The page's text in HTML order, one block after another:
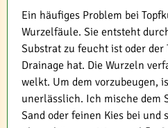
Ein häufiges Problem bei
Wurzelfäule. Sie entsteht
Substrat zu feucht ist oder der
Drainage hat. Die Wurzeln
welkt. Um dem vorzubeugen,
unerlässlich. Ich mische dem
Sand oder feinen Kies bei und